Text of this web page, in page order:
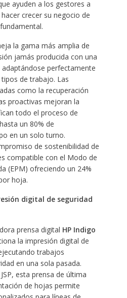
ayuden a los gestores a
crecer su negocio de
la gama más amplia de
jamás producida con una
perfectamente
de trabajo. Las
como la recuperación
proactivas mejoran la
todo el proceso de
un 80% de
en un solo turno.
de sostenibilidad de
compatible con el Modo de
(EPM) ofreciendo un 24%
hoja.
digital de seguridad
prensa digital HP Indigo
la impresión digital de
trabajos
en una sola pasada.
esta prensa de última
de hojas permite